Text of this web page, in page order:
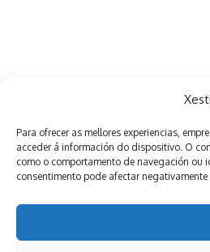
Para ofrecer as mellores experiencias,
acceder á información do dispositivo. O
como o comportamento de navegación ou
consentimento pode afectar